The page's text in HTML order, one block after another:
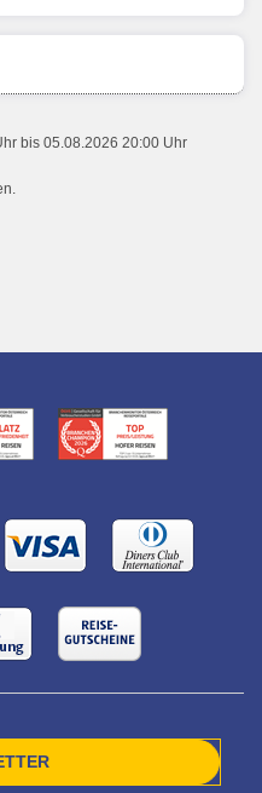
bis 05.08.2026 20:00 Uhr